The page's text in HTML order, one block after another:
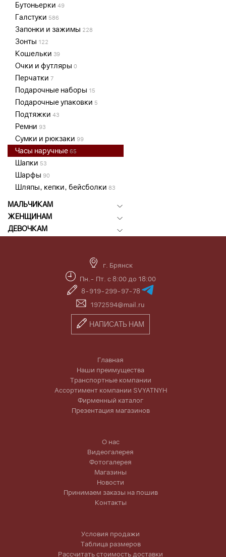
Бутоньерки 49
Галстуки 586
Запонки и зажимы 228
Зонты 122
Кошельки 39
Очки и футляры 0
Перчатки 7
Подарочные наборы 15
Подарочные упаковки 5
Подтяжки 43
Ремни 93
Сумки и рюкзаки 99
Часы наручные 65
Шапки 53
Шарфы 90
Шляпы, кепки, бейсболки 83
МАЛЬЧИКАМ
ЖЕНЩИНАМ
ДЕВОЧКАМ
г. Брянск
Пн.- Пт. с 8:00 до 18:00
8-919-299-97-78
1972594@mail.ru
НАПИСАТЬ НАМ
Главная
Наши преимущества
Транспортные компании
Ассортимент компании SVYATNYH
Фирменный каталог
Презентация магазинов
О нас
Видеогалерея
Фотогалерея
Магазины
Новости
Принимаем заказы на пошив
Контакты
Условия продажи
Таблица размеров
Рассчитать стоимость доставки